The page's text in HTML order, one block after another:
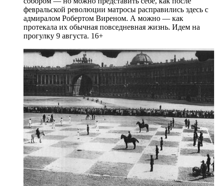
февральской революции матросы расправились здесь с
адмиралом Робертом Виреном. А можно — как
протекала их обычная повседневная жизнь. Идем на
прогулку 9 августа. 16+